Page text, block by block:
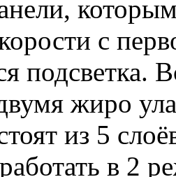
с
подсветка.
жиро
из 5
в 2